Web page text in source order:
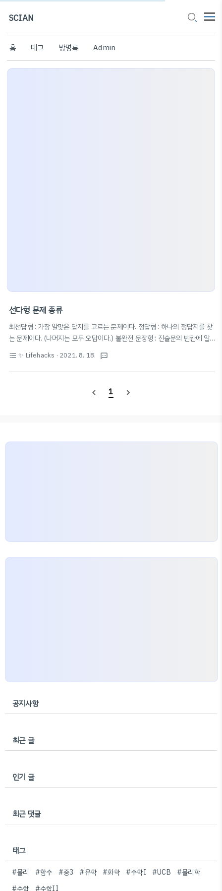
SCIAN
홈 태그 방명록 Admin
선다형 문제 종류
최선답형 : 가장 알맞은 답지를 고르는 문제이다. 정답형 : 하나의 정답지를 찾
는 문제이다. (나머지는 모두 오답이다.) 불완전 문장형 : 진술문의 빈칸에 알
는 정답지의 전체 또는 일부(예:몇 개 이상)을 고르도록 요구할 수 있다. 합답
형 : 2개 이상의 답지들을 조합해야 정답이 되는 문제이다. 부정형 : 거짓인 답
이 그어져 있다. 출처: Wikipedia 선다형 문제 - 위키백과, 우리 모두의 백과
format_list_bulleted ✨ Lifehacks · 2021. 8. 18. textsms
navigate_before 1 navigate_next
공지사항
최근 글
인기 글
최근 댓글
태그
#물리 #함수 #중3 #유학 #화학 #수학I #UCB
#물리학
#수학
#수학II